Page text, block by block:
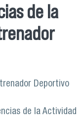
de la
Deportivo
de la Actividad